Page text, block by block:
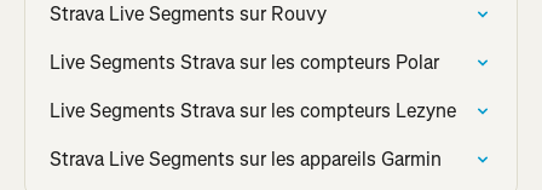
Strava Live Segments sur Rouvy
Live Segments Strava sur les compteurs Polar
Live Segments Strava sur les compteurs Lezyne
Strava Live Segments sur les appareils Garmin